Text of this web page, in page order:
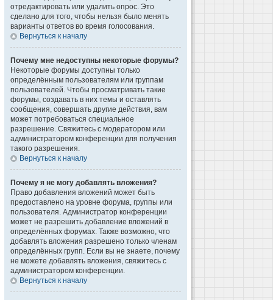
отредактировать или удалить опрос. Это
сделано для того, чтобы нельзя было менять
варианты ответов во время голосования.
Вернуться к началу
Почему мне недоступны некоторые форумы?
Некоторые форумы доступны только
определённым пользователям или группам
пользователей. Чтобы просматривать такие
форумы, создавать в них темы и оставлять
сообщения, совершать другие действия, вам
может потребоваться специальное
разрешение. Свяжитесь с модератором или
администратором конференции для получения
такого разрешения.
Вернуться к началу
Почему я не могу добавлять вложения?
Право добавления вложений может быть
предоставлено на уровне форума, группы или
пользователя. Администратор конференции
может не разрешить добавление вложений в
определённых форумах. Также возможно, что
добавлять вложения разрешено только членам
определённых групп. Если вы не знаете, почему
не можете добавлять вложения, свяжитесь с
администратором конференции.
Вернуться к началу